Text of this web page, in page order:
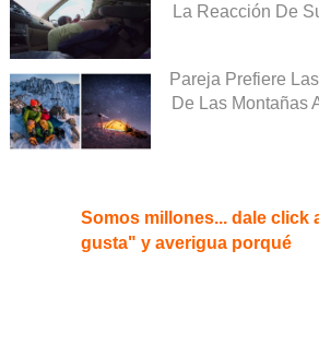
La Reacción De
Pareja Prefiere
De Las Montañas
Somos millones... dale click
gusta" y averigua porqué